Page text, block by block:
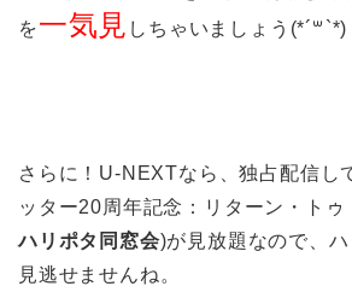
を一気見 しちゃいましょう(*´꒳`*)
さらに！U-NEXTなら、独占配信し
ッター20周年記念：リターン・ト
ハリポタ同窓会)が見放題なので、
見逃せませんね。